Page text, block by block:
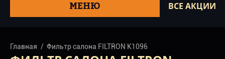
МЕНЮ ВСЕ АКЦИИ
Главная Фильтр салона FILTRON K1096